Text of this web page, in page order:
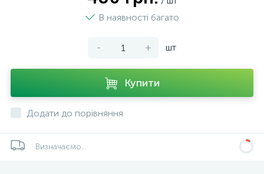
В наявності багато
- + шт
Купити
Додати до порівняння
Визначаємо...